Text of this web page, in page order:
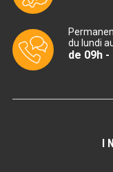
TABLE
du lundi
de 09h -